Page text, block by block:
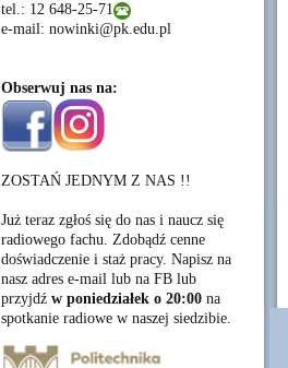
tel.: 12 648-25-71
e-mail: nowinki@pk.edu.pl
Obserwuj nas na:
ZOSTAŃ JEDNYM Z NAS !!
Już teraz zgłoś się do nas i naucz się
radiowego fachu. Zdobądź cenne
doświadczenie i staż pracy. Napisz na
nasz adres e-mail lub na FB lub
przyjdź w poniedziałek o 20:00na
spotkanie radiowe w naszej siedzibie.